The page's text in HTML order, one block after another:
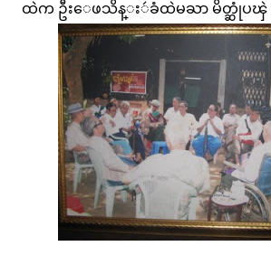
ထဲက ဦးေဖသိန္းဴခံထဲမႀာ မိတ္ဆုံပၾဲ